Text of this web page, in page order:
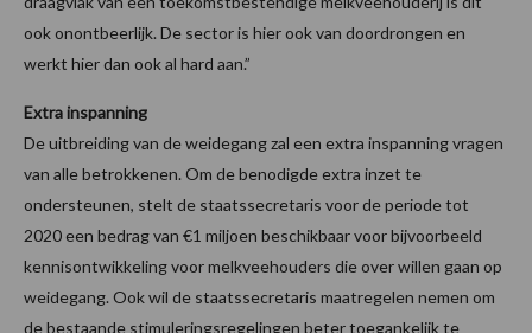
ook onontbeerlijk. De sector is hier ook van doordrongen en
werkt hier dan ook al hard aan.”
Extra inspanning
De uitbreiding van de weidegang zal een extra inspanning vragen
van alle betrokkenen. Om de benodigde extra inzet te
ondersteunen, stelt de staatssecretaris voor de periode tot
2020 een bedrag van €1 miljoen beschikbaar voor bijvoorbeeld
kennisontwikkeling voor melkveehouders die over willen gaan op
weidegang. Ook wil de staatssecretaris maatregelen nemen om
de bestaande stimuleringsregelingen beter toegankelijk te